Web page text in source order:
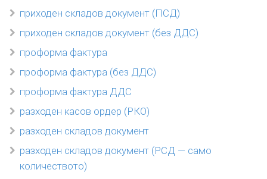
приходен складов документ (ПСД)
приходен складов документ (без ДДС)
проформа фактура
проформа фактура (без ДДС)
проформа фактура ДДС
разходен касов ордер (РКО)
разходен складов документ
разходен складов документ (РСД — само
количеството)